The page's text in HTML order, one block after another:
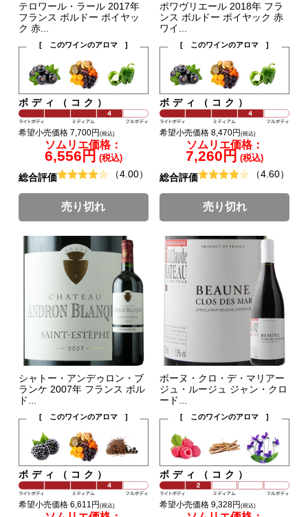
テロワール・ラール 2017年
フランス ボルドー ポイヤッ
ク 赤...
[ このワインのアロマ ]
ボディ（コク）
希望小売価格 7,700円 (税込)
ソムリエ価格：
6,556円 (税込)
総合評価 （4.00）
売り切れ
ポワヴリエール 2018年 フラ
ンス ボルドー ポイヤック 赤
ワイ...
[ このワインのアロマ ]
ボディ（コク）
希望小売価格 8,470円(税込)
ソムリエ価格：
7,260円 (税込)
総合評価 （4.60）
売り切れ
シャトー・アンデゥロン・ブ
ランケ 2007年 フランス ボル
ド...
[ このワインのアロマ ]
ボディ（コク）
希望小売価格 6,611円 (税込)
ボーヌ・クロ・デ・マリアー
ジュ・ルージュ ジャン・クロ
ード...
[ このワインのアロマ ]
ボディ（コク）
希望小売価格 9,328円(税込)